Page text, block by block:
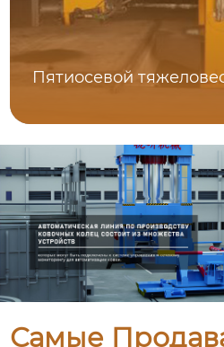
Пятиосевой
Самые